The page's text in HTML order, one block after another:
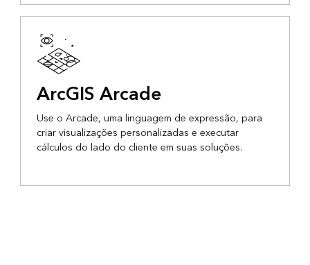
ArcGIS Arcade
Use o Arcade, uma linguagem de expressão, para
criar visualizações personalizadas e executar
cálculos do lado do cliente em suas soluções.